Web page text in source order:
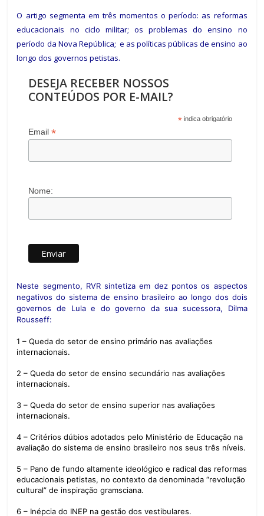
O artigo segmenta em três momentos o período: as reformas
educacionais no ciclo militar; os problemas do ensino no
período da Nova República; e as políticas públicas de ensino ao
longo dos governos petistas.
DESEJA RECEBER NOSSOS
CONTEÚDOS POR E-MAIL?
* indica obrigatório
Email*
Nome:
Neste segmento, RVR sintetiza em dez pontos os aspectos
negativos do sistema de ensino brasileiro ao longo dos dois
governos de Lula e do governo da sua sucessora, Dilma
Rousseff:
1 – Queda do setor de ensino primário nas avaliações
internacionais.
2 – Queda do setor de ensino secundário nas avaliações
internacionais.
3 – Queda do setor de ensino superior nas avaliações
internacionais.
4 – Critérios dúbios adotados pelo Ministério de Educação na
avaliação do sistema de ensino brasileiro nos seus três níveis.
5 – Pano de fundo altamente ideológico e radical das reformas
educacionais petistas, no contexto da denominada “revolução
cultural” de inspiração gramsciana.
6 – Inépcia do INEP na gestão dos vestibulares.